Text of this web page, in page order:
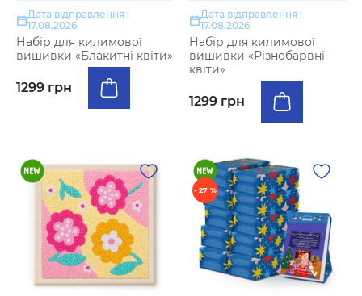
Дата відправлення :
17.08.2026
Набір для килимової
вишивки «Блакитні квіти»
1299 грн
Дата відправлення :
17.08.2026
Набір для килимової
вишивки «Різнобарвні
квіти»
1299 грн
- 27 %